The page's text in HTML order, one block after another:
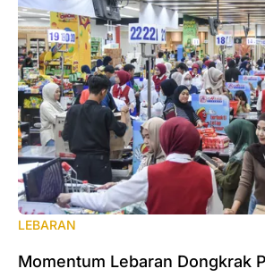
LEBARAN
Momentum Lebaran Dongkrak